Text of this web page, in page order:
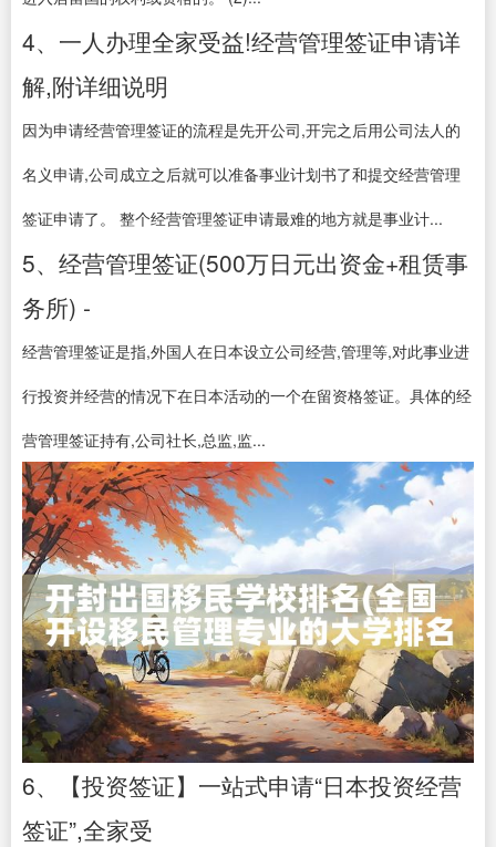
4、一人办理全家受益!经营管理签证申请详
解,附详细说明
因为申请经营管理签证的流程是先开公司,开完之后用公司法人的
名义申请,公司成立之后就可以准备事业计划书了和提交经营管理
签证申请了。 整个经营管理签证申请最难的地方就是事业计...
5、经营管理签证(500万日元出资金+租赁事
务所) -
经营管理签证是指,外国人在日本设立公司经营,管理等,对此事业进
行投资并经营的情况下在日本活动的一个在留资格签证。具体的经
营管理签证持有,公司社长,总监,监...
6、【投资签证】一站式申请“日本投资经营
签证”,全家受